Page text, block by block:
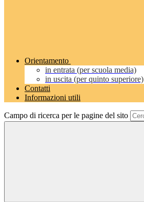
Orientamento
in entrata (per scuola media)
in uscita (per quinto superiore)
Contatti
Informazioni utili
Campo di ricerca per le pagine del sito